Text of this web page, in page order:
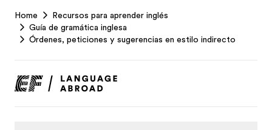
Footer
Home
Recursos para aprender inglés
Guía de gramática inglesa
Órdenes, peticiones y sugerencias en estilo indirecto